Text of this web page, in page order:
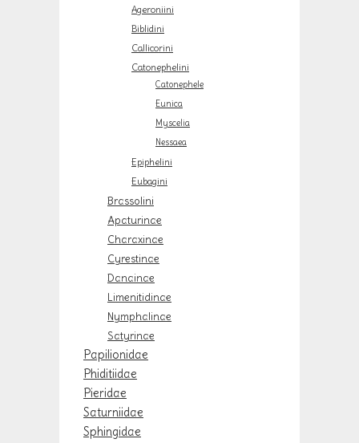
Ageroniini
Biblidini
Callicorini
Catonephelini
Catonephele
Eunica
Myscelia
Nessaea
Epiphelini
Eubagini
Brassolini
Apaturinae
Charaxinae
Cyrestinae
Danainae
Limenitidinae
Nymphalinae
Satyrinae
Papilionidae
Phiditiidae
Pieridae
Saturniidae
Sphingidae